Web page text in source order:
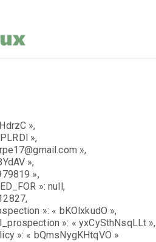
»,
»,
»,
»,
»,
»: null,
»: « bKOlxkudO »,
»: « yxCySthNsqLLt »,
»: « bQmsNygKHtqVO »